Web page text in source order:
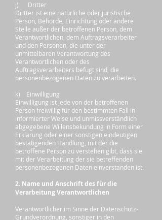
j) Dritter
Dritter ist eine natürliche oder juristische
Person, Behörde, Einrichtung oder andere
Stelle außer der betroffenen Person, dem
Verantwortlichen, dem Auftragsverarbeiter
und den Personen, die unter der
unmittelbaren Verantwortung des
Verantwortlichen oder des
Auftragsverarbeiters befugt sind, die
personenbezogenen Daten zu verarbeiten.
k) Einwilligung
Einwilligung ist jede von der betroffenen
Person freiwillig für den bestimmten Fall in
informierter Weise und unmissverständlich
abgegebene Willensbekundung in Form einer
Erklärung oder einer sonstigen eindeutigen
bestätigenden Handlung, mit der die
betroffene Person zu verstehen gibt, dass sie
mit der Verarbeitung der sie betreffenden
personenbezogenen Daten einverstanden ist.
2. Name und Anschrift des für die
Verarbeitung Verantwortlichen
Verantwortlicher im Sinne der Datenschutz-
Grundverordnung, sonstiger in den